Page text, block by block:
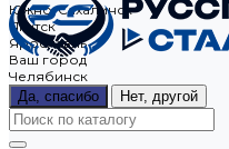
Южно-Сахалинск
Якутск
Ярославль
Ваш город
Челябинск
Да, спасибо
Нет, другой